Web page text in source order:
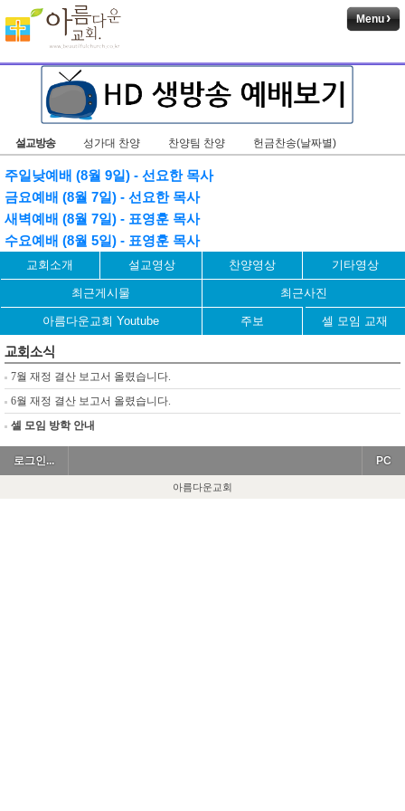
Menu
설교방송 성가대 찬양 찬양팀 찬양 헌금찬송(날짜별)
주일낮예배 (8월 9일) - 선요한 목사
금요예배 (8월 7일) - 선요한 목사
새벽예배 (8월 7일) - 표영훈 목사
수요예배 (8월 5일) - 표영훈 목사
교회소개 설교영상
최근게시물
아름다운교회 Youtube
찬양영상 기타영상
최근사진
주보 셀 모임 교재
교회소식
7월 재정 결산 보고서 올렸습니다.
6월 재정 결산 보고서 올렸습니다.
셀 모임 방학 안내
로그인... PC
아름다운교회